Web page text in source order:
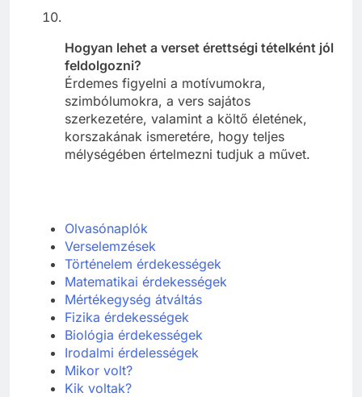
Hogyan lehet a verset érettségi tételként jól
feldolgozni?
Érdemes figyelni a motívumokra,
szimbólumokra, a vers sajátos
szerkezetére, valamint a költő életének,
korszakának ismeretére, hogy teljes
mélységében értelmezni tudjuk a művet.
Olvasónaplók
Verselemzések
Történelem érdekességek
Matematikai érdekességek
Mértékegység átváltás
Fizika érdekességek
Biológia érdekességek
Irodalmi érdelességek
Mikor volt?
Kik voltak?